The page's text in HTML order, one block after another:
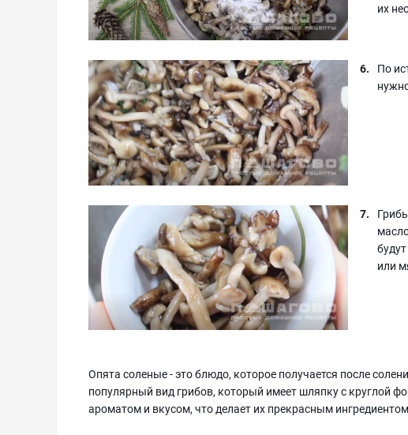
их
По
или
Опята соленые - это блюдо, которое получается после
популярный вид грибов, который имеет шляпку с круглой
ароматом и вкусом, что делает их прекрасным